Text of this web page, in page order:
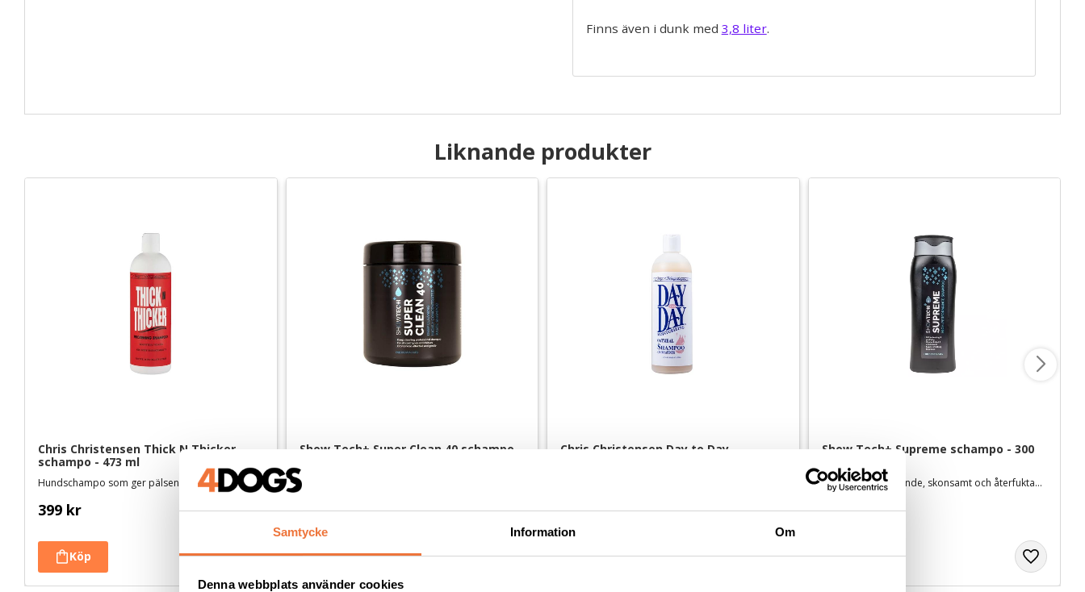
Samtycke Information Om
Denna webbplats använder cookies
Finns även i dunk med 3,8 liter.
Liknande produkter
Chris Christensen Thick N Thicker
schampo - 473 ml
Hundschampo som ger pälsen volym och fyllighet
399 kr
Show Tech+ Super Clean 40 schampo
Djuprengörande och högkoncentrerat
449kr
Chris Christensen Day to Day
279kr
Show Tech+ Supreme schampo - 300
Extra djuprengörande, skonsamt och återfuktande
89kr